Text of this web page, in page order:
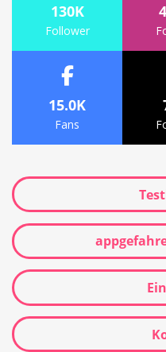
130K
Follower
15.0K
Fans